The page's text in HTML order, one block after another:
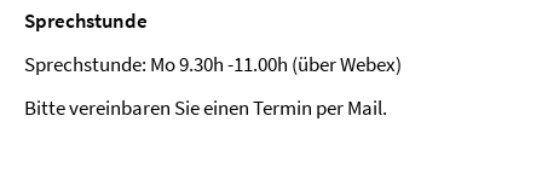
Sprechstunde
Sprechstunde: Mo 9.30h -11.00h (über Webex)
Bitte vereinbaren Sie einen Termin per Mail.